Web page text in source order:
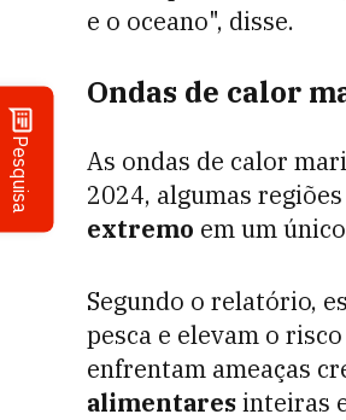
Pesquisa
e o oceano", disse.
Ondas de calor
As ondas de calor
2024, algumas
extremo em um
Segundo o relatório,
pesca e elevam o
enfrentam ameaças
alimentaresinteiras